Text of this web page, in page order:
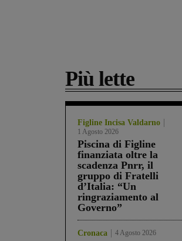
Più lette
Figline Incisa Valdarno
1 Agosto 2026
Piscina di Figline
finanziata oltre la
scadenza Pnrr, il
gruppo di Fratelli
d’Italia: “Un
ringraziamento al
Governo”
Cronaca 4 Agosto 2026